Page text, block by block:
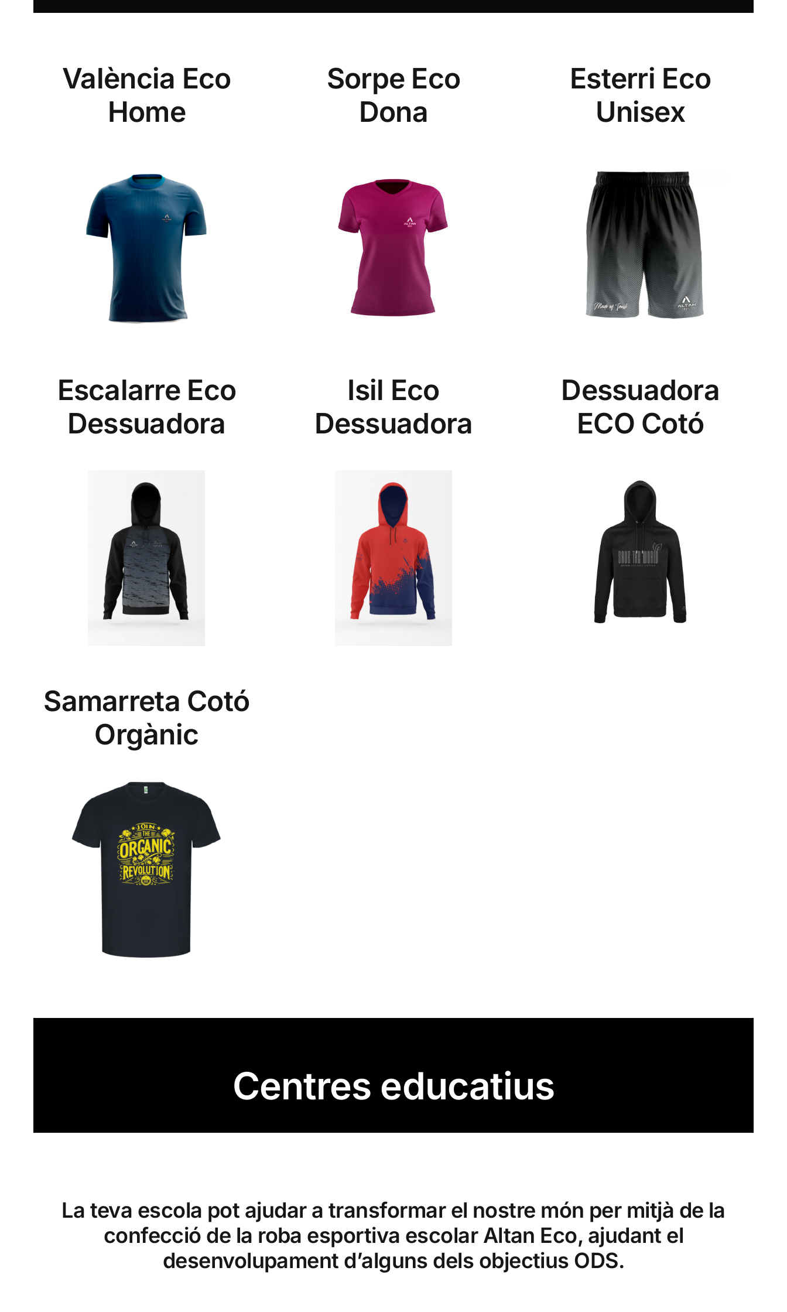
València Eco
Home
Escalarre Eco
Dessuadora
Samarreta Cotó
Orgànic
Sorpe Eco
Dona
Isil Eco
Dessuadora
Esterri Eco
Unisex
Dessuadora
ECO Cotó
Centres educatius
La teva escola pot ajudar a transformar el nostre món per mitjà de la
confecció de la roba esportiva escolar Altan Eco, ajudant el
desenvolupament d’alguns dels objectius ODS.